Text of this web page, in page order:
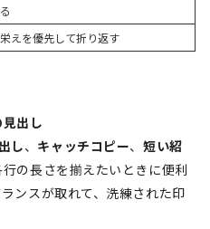
えを優先して折り返す
出し
し、 キャッチコピー、 短い紹
の長さを揃えたいときに便利
ンスが取れて、洗練された印